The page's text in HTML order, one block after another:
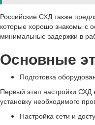
Российские СХД также
которые хорошо знакомы с
минимальные задержки в
Основные
Подготовка
Первый этап настройки СХД
установку необходимого
Настройка сети и